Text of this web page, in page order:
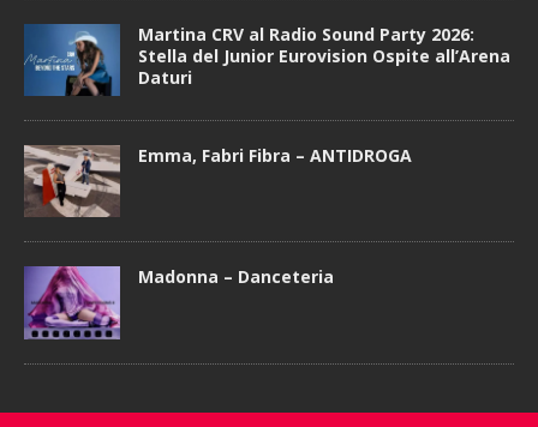
Martina CRV al Radio Sound Party 2026:
Stella del Junior Eurovision Ospite all’Arena
Daturi
Emma, Fabri Fibra – ANTIDROGA
Madonna – Danceteria